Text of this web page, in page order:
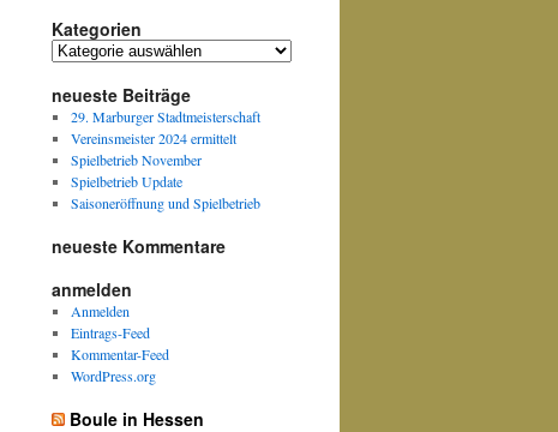
Kategorien
Kategorien
neueste Beiträge
29. Marburger Stadtmeisterschaft
Vereinsmeister 2024 ermittelt
Spielbetrieb November
Spielbetrieb Update
Saisoneröffnung und Spielbetrieb
neueste Kommentare
anmelden
Anmelden
Eintrags-Feed
Kommentar-Feed
WordPress.org
Boule in Hessen